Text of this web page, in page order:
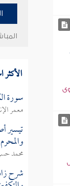
الأكثر
سورة
معمر
تيسير
والمحرم
محمد
شرح